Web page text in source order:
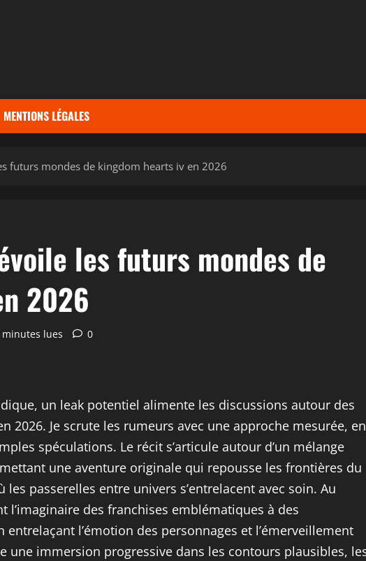
MENTIONS LÉGALES
futurs mondes de kingdom hearts iv en 2026
les futurs mondes de
2026
minutes lues 0
un leak potentiel alimente les discussions autour des
2026. Je scrute les rumeurs avec une approche mesurée, en
spéculations. Le récit s’articule autour d’un mélange
une aventure originale qui repousse les frontières du
passerelles entre univers s’entrelacent avec soin. Au
des franchises emblématiques à des
l’émotion des personnages et l’émerveillement
une immersion progressive dans les contours plausibles,